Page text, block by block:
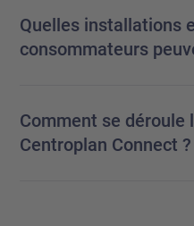
Quelles installations
consommateurs
Comment se déroule
Centroplan Connect ?